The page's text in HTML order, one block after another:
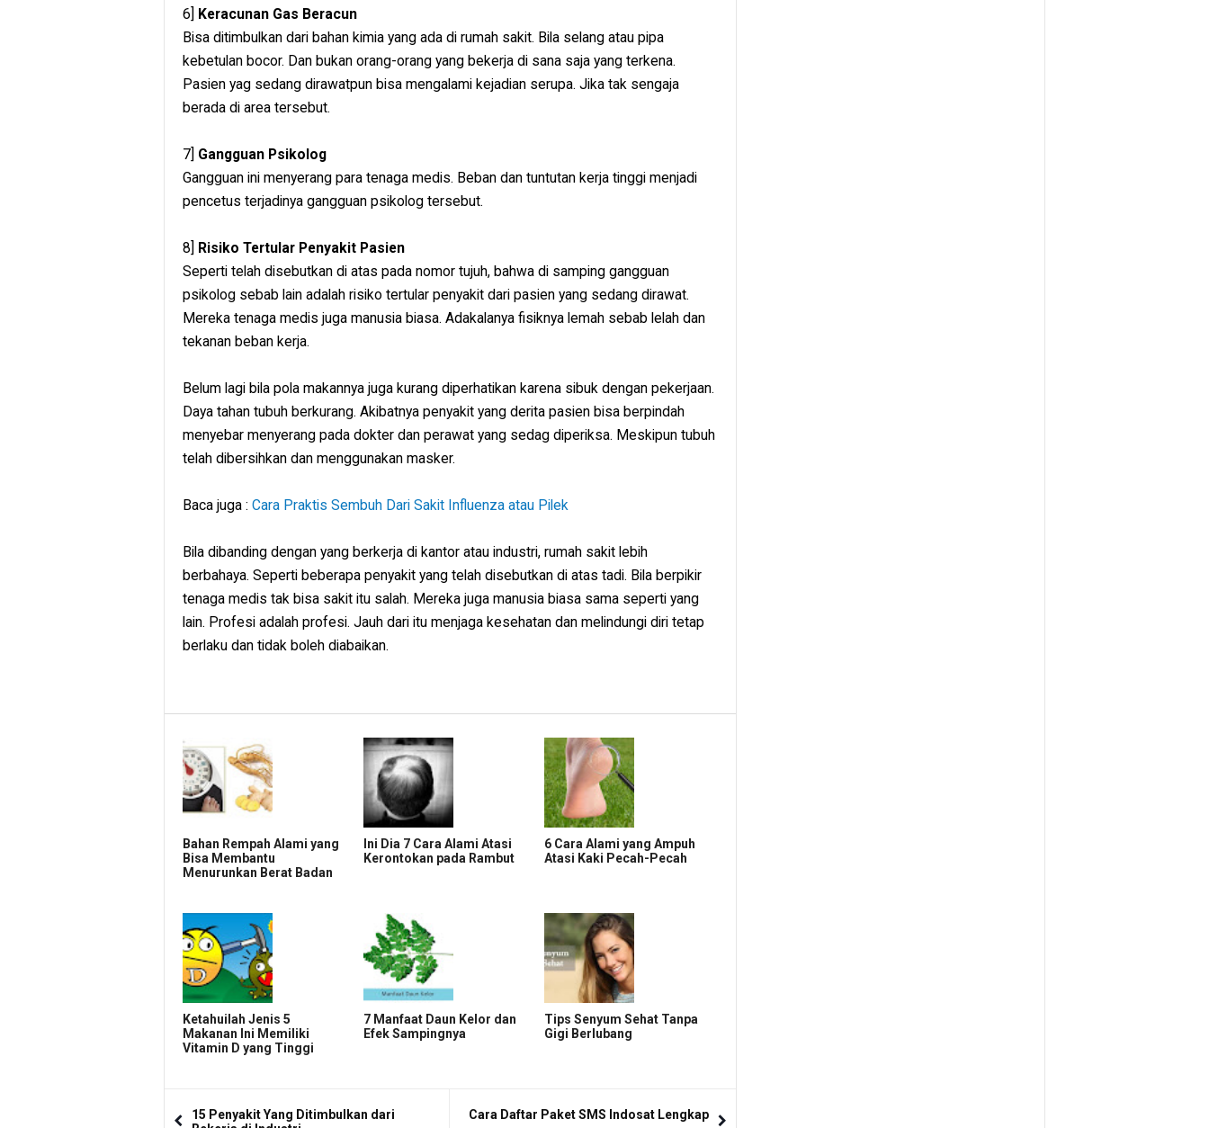
6] Keracunan Gas Beracun
Bisa ditimbulkan dari bahan kimia yang ada di rumah sakit. Bila selang atau pipa
kebetulan bocor. Dan bukan orang-orang yang bekerja di sana saja yang terkena.
Pasien yag sedang dirawatpun bisa mengalami kejadian serupa. Jika tak sengaja
berada di area tersebut.
7] Gangguan Psikolog
Gangguan ini menyerang para tenaga medis. Beban dan tuntutan kerja tinggi menjadi
pencetus terjadinya gangguan psikolog tersebut.
8] Risiko Tertular Penyakit Pasien
Seperti telah disebutkan di atas pada nomor tujuh, bahwa di samping gangguan
psikolog sebab lain adalah risiko tertular penyakit dari pasien yang sedang dirawat.
Mereka tenaga medis juga manusia biasa. Adakalanya fisiknya lemah sebab lelah dan
tekanan beban kerja.
Belum lagi bila pola makannya juga kurang diperhatikan karena sibuk dengan pekerjaan.
Daya tahan tubuh berkurang. Akibatnya penyakit yang derita pasien bisa berpindah
menyebar menyerang pada dokter dan perawat yang sedag diperiksa. Meskipun tubuh
telah dibersihkan dan menggunakan masker.
Baca juga : Cara Praktis Sembuh Dari Sakit Influenza atau Pilek
Bila dibanding dengan yang berkerja di kantor atau industri, rumah sakit lebih
berbahaya. Seperti beberapa penyakit yang telah disebutkan di atas tadi. Bila berpikir
tenaga medis tak bisa sakit itu salah. Mereka juga manusia biasa sama seperti yang
lain. Profesi adalah profesi. Jauh dari itu menjaga kesehatan dan melindungi diri tetap
berlaku dan tidak boleh diabaikan.
Bahan Rempah Alami yang
Bisa Membantu
Menurunkan Berat Badan
Ini Dia 7 Cara Alami Atasi
Kerontokan pada Rambut
6 Cara Alami yang Ampuh
Atasi Kaki Pecah-Pecah
Ketahuilah Jenis 5
Makanan Ini Memiliki
Vitamin D yang Tinggi
7 Manfaat Daun Kelor dan
Efek Sampingnya
Tips Senyum Sehat Tanpa
Gigi Berlubang
15 Penyakit Yang Ditimbulkan dari
Cara Daftar Paket SMS Indosat Lengkap